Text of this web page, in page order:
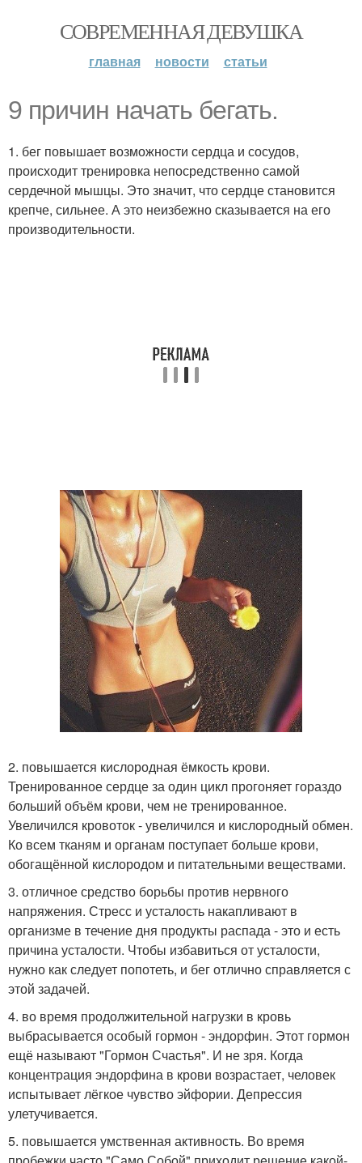
СОВРЕМЕННАЯ ДЕВУШКА
главная новости статьи
9 причин начать бегать.
1. бег повышает возможности сердца и сосудов,
происходит тренировка непосредственно самой
сердечной мышцы. Это значит, что сердце становится
крепче, сильнее. А это неизбежно сказывается на его
производительности.
2. повышается кислородная ёмкость крови.
Тренированное сердце за один цикл прогоняет гораздо
больший объём крови, чем не тренированное.
Увеличился кровоток - увеличился и кислородный обмен.
Ко всем тканям и органам поступает больше крови,
обогащённой кислородом и питательными веществами.
3. отличное средство борьбы против нервного
напряжения. Стресс и усталость накапливают в
организме в течение дня продукты распада - это и есть
причина усталости. Чтобы избавиться от усталости,
нужно как следует попотеть, и бег отлично справляется с
этой задачей.
4. во время продолжительной нагрузки в кровь
выбрасывается особый гормон - эндорфин. Этот гормон
ещё называют "Гормон Счастья". И не зря. Когда
концентрация эндорфина в крови возрастает, человек
испытывает лёгкое чувство эйфории. Депрессия
улетучивается.
5. повышается умственная активность. Во время